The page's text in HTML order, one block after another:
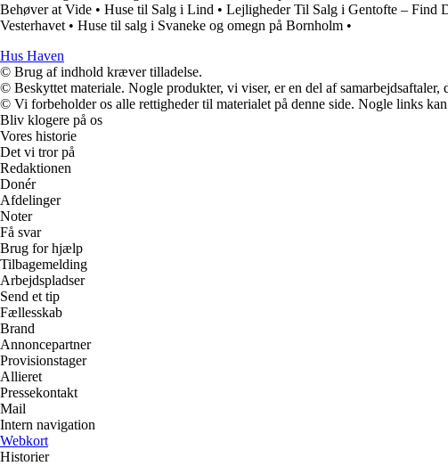
Behøver at Vide • Huse til Salg i Lind • Lejligheder Til Salg i Gentofte – Find
Vesterhavet • Huse til salg i Svaneke og omegn på Bornholm •
Hus Haven
© Brug af indhold kræver tilladelse.
© Beskyttet materiale. Nogle produkter, vi viser, er en del af samarbejdsaftaler,
© Vi forbeholder os alle rettigheder til materialet på denne side. Nogle links
Bliv klogere på os
Vores historie
Det vi tror på
Redaktionen
Donér
Afdelinger
Noter
Få svar
Brug for hjælp
Tilbagemelding
Arbejdspladser
Send et tip
Fællesskab
Brand
Annoncepartner
Provisionstager
Allieret
Pressekontakt
Mail
Intern navigation
Webkort
Historier